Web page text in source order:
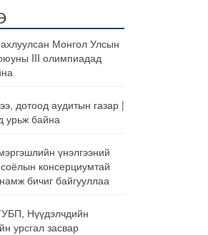
Монгол Улсын
III олимпиадад
дотоод аудитын газар |
урьж байна
үнэлгээний
консерциумтай
бичиг байгууллаа
Нүүдэлчдийн
урсгал засвар